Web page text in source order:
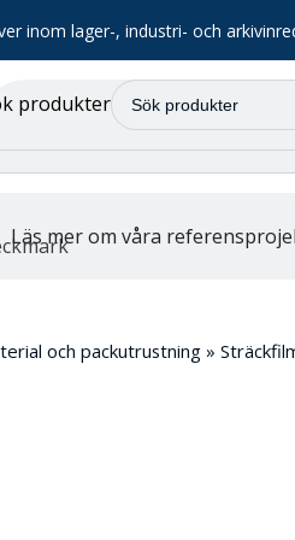
inom lager-, industri- och
produkter
Läs mer om våra
och packutrustning »